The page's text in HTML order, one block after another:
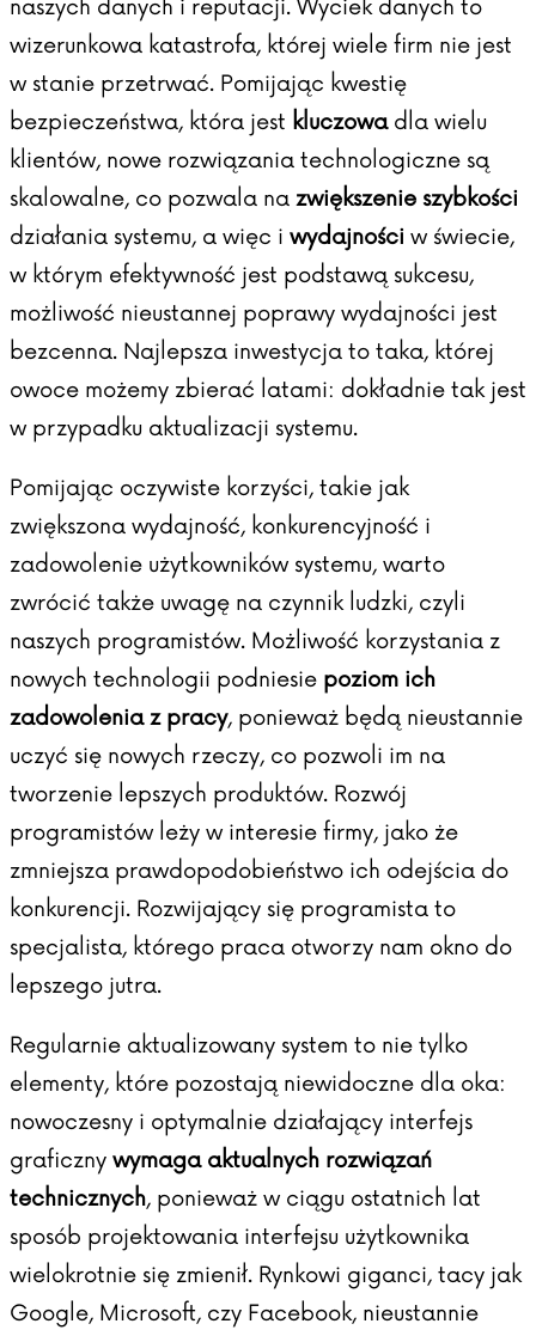
naszych danych i reputacji. Wyciek danych to
wizerunkowa katastrofa, której wiele firm nie jest
w stanie przetrwać. Pomijając kwestię
bezpieczeństwa, która jest kluczowadla wielu
klientów, nowe rozwiązania technologiczne są
skalowalne, co pozwala na zwiększenie szybkości
działania systemu, a więc i wydajności w świecie,
w którym efektywność jest podstawą sukcesu,
możliwość nieustannej poprawy wydajności jest
bezcenna. Najlepsza inwestycja to taka, której
owoce możemy zbierać latami: dokładnie tak jest
w przypadku aktualizacji systemu.
Pomijając oczywiste korzyści, takie jak
zwiększona wydajność, konkurencyjność i
zadowolenie użytkowników systemu, warto
zwrócić także uwagę na czynnik ludzki, czyli
naszych programistów. Możliwość korzystania z
nowych technologii podniesie poziom ich
zadowolenia z pracy, ponieważ będą nieustannie
uczyć się nowych rzeczy, co pozwoli im na
tworzenie lepszych produktów. Rozwój
programistów leży w interesie firmy, jako że
zmniejsza prawdopodobieństwo ich odejścia do
konkurencji. Rozwijający się programista to
specjalista, którego praca otworzy nam okno do
lepszego jutra.
Regularnie aktualizowany system to nie tylko
elementy, które pozostają niewidoczne dla oka:
nowoczesny i optymalnie działający interfejs
graficzny wymaga aktualnych rozwiązań
technicznych, ponieważ w ciągu ostatnich lat
sposób projektowania interfejsu użytkownika
wielokrotnie się zmienił. Rynkowi giganci, tacy jak
Google, Microsoft, czy Facebook, nieustannie